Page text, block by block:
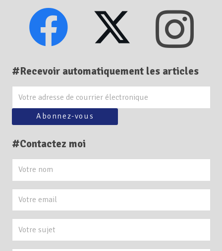
#Recevoir automatiquement les articles
#Contactez moi